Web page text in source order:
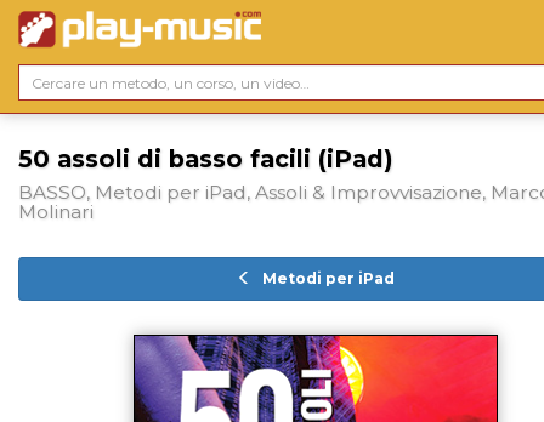
50 assoli di basso facili (iPad)
BASSO, Metodi per iPad, Assoli & Improvvisazione,
Molinari
Metodi per iPad